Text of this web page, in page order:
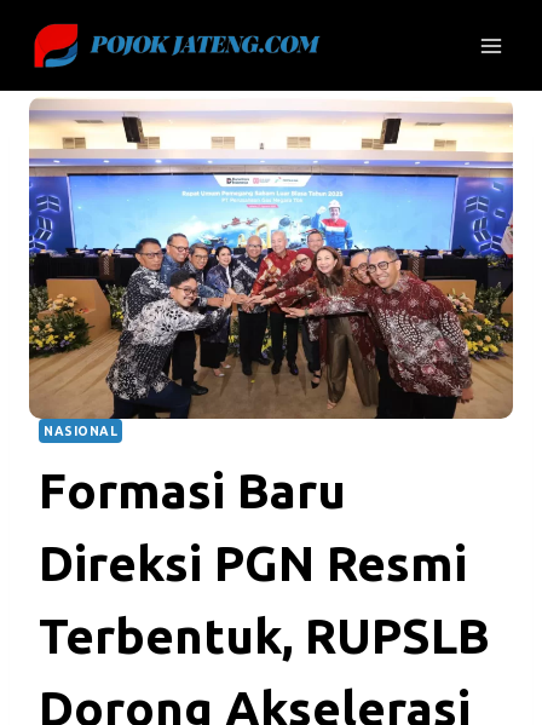
content
NASIONAL
Formasi Baru
Direksi PGN Resmi
Terbentuk, RUPSLB
Dorong Akselerasi